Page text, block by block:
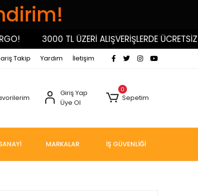
3000 TL ÜZERİ ALIŞVERİŞLERDE ÜCRETSİZ
Takip Yardım İletişim
Giriş Yap
Üye Ol
0
Sepetim
MARKALAR İŞ GÜVENLİĞİ